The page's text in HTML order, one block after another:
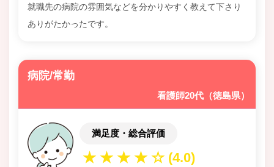
就職先の病院の雰囲気などを分かりやすく教えて下さり
ありがたかったです。
病院/常勤
看護師20代（徳島県）
満足度・総合評価